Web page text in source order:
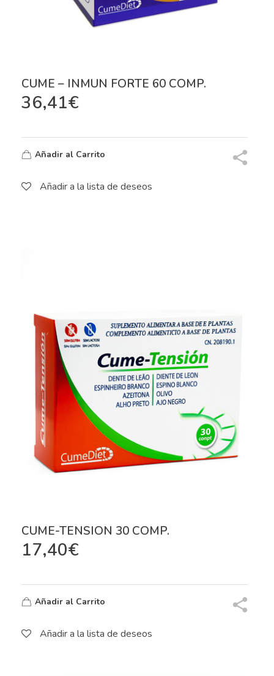
CUME – INMUN FORTE 60 COMP.
36,41€
Añadir al Carrito
Añadir a la lista de deseos
CUME-TENSION 30 COMP.
17,40€
Añadir al Carrito
Añadir a la lista de deseos